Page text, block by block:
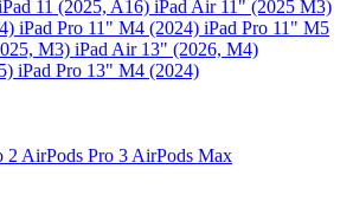
11 (2025, A16) iPad Air 11" (2025 M3)
iPad Pro 11" M4 (2024) iPad Pro 11" M5
M3) iPad Air 13" (2026, M4)
iPad Pro 13" M4 (2024)
2 AirPods Pro 3 AirPods Max